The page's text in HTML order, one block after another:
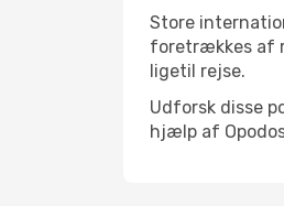
Store
foretrækkes af
ligetil rejse.
Udforsk disse
hjælp af